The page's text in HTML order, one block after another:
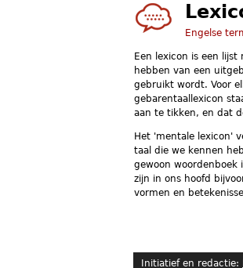
Engelse
Een lexicon is een
hebben van een
gebruikt wordt. Voor
gebarentaallexicon
aan te tikken, en dat
Het 'mentale lexicon'
taal die we kennen
gewoon woordenboek
zijn in ons hoofd
vormen en
Initiatief en redactie: